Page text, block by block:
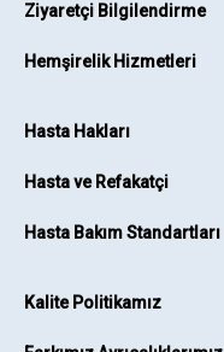
Ziyaretçi Bilgilendirme
Hemşirelik Hizmetleri
Hasta Hakları
Hasta ve Refakatçi
Hasta Bakım Standartları
Kalite Politikamız